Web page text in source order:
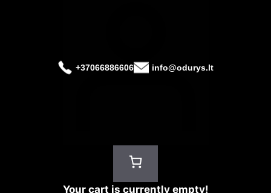
+37066886606 info@odurys.lt
Your cart is currently empty!